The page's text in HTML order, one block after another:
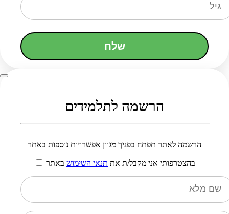
שלח
הרשמה לתלמידים
הרשמה לאתר תפתח בפניך מגוון אפשרויות נוספות באתר
בהצטרפותי אני מקבל/ת את תנאי השימוש באתר